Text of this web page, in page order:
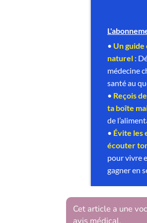
Cet article a une